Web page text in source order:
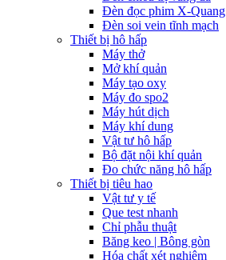
Đèn đọc phim X-Quang
Đèn soi vein tĩnh mạch
Thiết bị hô hấp
Máy thở
Mở khí quản
Máy tạo oxy
Máy đo spo2
Máy hút dịch
Máy khí dung
Vật tư hô hấp
Bộ đặt nội khí quản
Đo chức năng hô hấp
Thiết bị tiêu hao
Vật tư y tế
Que test nhanh
Chỉ phẫu thuật
Băng keo | Bông gòn
Hóa chất xét nghiệm